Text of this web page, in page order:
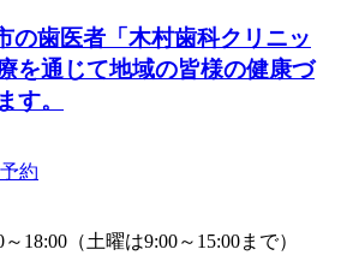
18:00（土曜は9:00～15:00まで）